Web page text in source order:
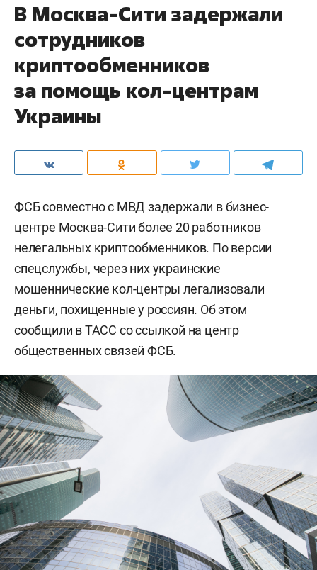
В Москва-Сити задержали
сотрудников
криптообменников
за помощь кол-центрам
Украины
ФСБ совместно с МВД задержали в бизнес-
центре Москва-Сити более 20 работников
нелегальных криптообменников. По версии
спецслужбы, через них украинские
мошеннические кол-центры легализовали
деньги, похищенные у россиян. Об этом
сообщили вТАСС со ссылкой на центр
общественных связей ФСБ.